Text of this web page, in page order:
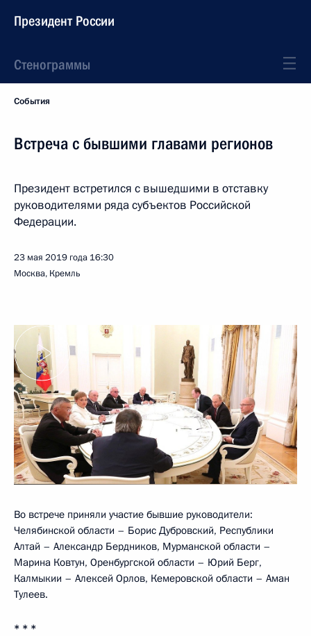
Президент России
Стенограммы
События
Встреча с бывшими главами регионов
Президент встретился с вышедшими в отставку
руководителями ряда субъектов Российской
Федерации.
23 мая 2019 года 16:30
Москва, Кремль
Во встрече приняли участие бывшие руководители:
Челябинской области – Борис Дубровский, Республики
Алтай – Александр Бердников, Мурманской области –
Марина Ковтун, Оренбургской области – Юрий Берг,
Калмыкии – Алексей Орлов, Кемеровской области – Аман
Тулеев.
* * *